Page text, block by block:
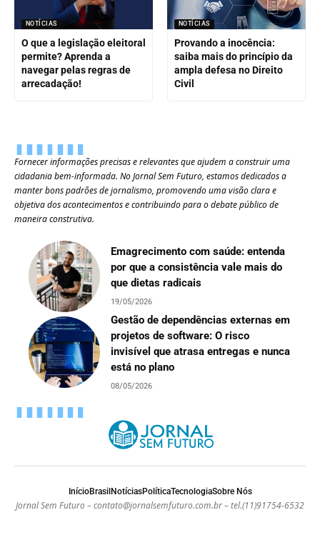
NOTÍCIAS
O que a legislação eleitoral
permite? Aprenda a
navegar pelas regras de
arrecadação!
NOTÍCIAS
Provando a inocência:
saiba mais do princípio da
ampla defesa no Direito
Civil
Fornecer informações precisas e relevantes que ajudem a construir uma
cidadania bem-informada. No Jornal Sem Futuro, estamos dedicados a
manter bons padrões de jornalismo, promovendo uma visão clara e
objetiva dos acontecimentos e contribuindo para o debate público de
maneira construtiva.
Emagrecimento com saúde: entenda
por que a consistência vale mais do
que dietas radicais
19/05/2026
Gestão de dependências externas em
projetos de software: O risco
invisível que atrasa entregas e nunca
está no plano
08/05/2026
InícioBrasil NotíciasPolíticaTecnologiaSobre Nós
Jornal Sem Futuro –contato@jornalsemfuturo.com.br– tel.(11)91754-6532